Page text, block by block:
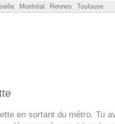
Montréal Rennes Toulouse
en sortant du métro. Tu